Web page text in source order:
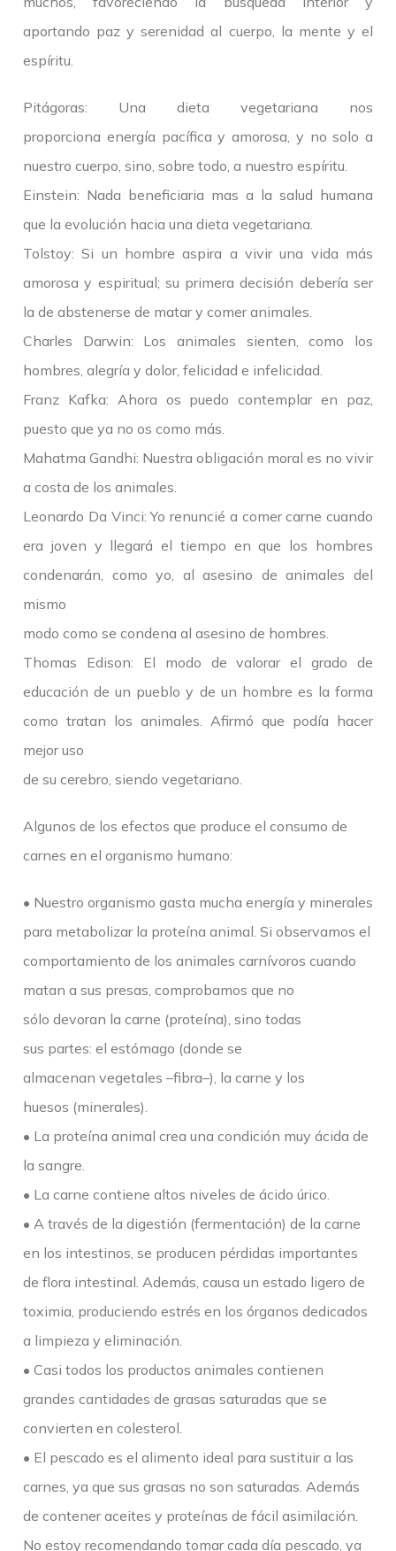
aportando paz y serenidad al cuerpo, la mente y el
espíritu.
Pitágoras: Una dieta vegetariana nos
proporciona energía pacífica y amorosa, y no solo a
nuestro cuerpo, sino, sobre todo, a nuestro espíritu.
Einstein: Nada beneficiaria mas a la salud humana
que la evolución hacia una dieta vegetariana.
Tolstoy: Si un hombre aspira a vivir una vida más
amorosa y espiritual; su primera decisión debería ser
la de abstenerse de matar y comer animales.
Charles Darwin: Los animales sienten, como los
hombres, alegría y dolor, felicidad e infelicidad.
Franz Kafka: Ahora os puedo contemplar en paz,
puesto que ya no os como más.
Mahatma Gandhi: Nuestra obligación moral es no vivir
a costa de los animales.
Leonardo Da Vinci: Yo renuncié a comer carne cuando
era joven y llegará el tiempo en que los hombres
condenarán, como yo, al asesino de animales del
mismo
modo como se condena al asesino de hombres.
Thomas Edison: El modo de valorar el grado de
educación de un pueblo y de un hombre es la forma
como tratan los animales. Afirmó que podía hacer
mejor uso
de su cerebro, siendo vegetariano.
Algunos de los efectos que produce el consumo de
carnes en el organismo humano:
• Nuestro organismo gasta mucha energía y minerales
para metabolizar la proteína animal. Si observamos el
comportamiento de los animales carnívoros cuando
matan a sus presas, comprobamos que no
sólo devoran la carne (proteína), sino todas
sus partes: el estómago (donde se
almacenan vegetales –fibra–), la carne y los
huesos (minerales).
• La proteína animal crea una condición muy ácida de
la sangre.
• La carne contiene altos niveles de ácido úrico.
• A través de la digestión (fermentación) de la carne
en los intestinos, se producen pérdidas importantes
de flora intestinal. Además, causa un estado ligero de
toximia, produciendo estrés en los órganos dedicados
a limpieza y eliminación.
• Casi todos los productos animales contienen
grandes cantidades de grasas saturadas que se
convierten en colesterol.
• El pescado es el alimento ideal para sustituir a las
carnes, ya que sus grasas no son saturadas. Además
de contener aceites y proteínas de fácil asimilación.
No estoy recomendando tomar cada día pescado, ya